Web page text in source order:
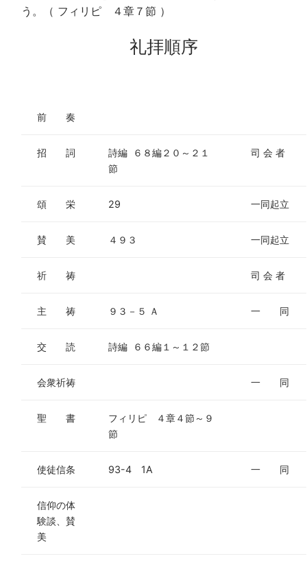
う。（ フィリピ ４章７節 ）
礼拝順序
前 奏
招 詞
詩編 ６８編２０～２１
節
司 会 者
頌 栄 29 一同起立
賛 美 ４９３ 一同起立
祈 祷 司 会 者
主 祷 ９３－５ Ａ 一 同
交 読 詩編 ６６編１～１２節
会衆祈祷 一 同
聖 書
フィリピ ４章４節～９
節
使徒信条 93-4 1A 一 同
信仰の体
験談、賛
美